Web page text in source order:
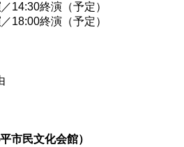
／14:30終演（予定）
／18:00終演（予定）
平市民文化会館）